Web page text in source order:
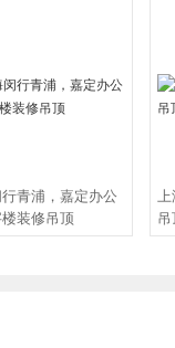
青浦，嘉定办公
装修吊顶
上